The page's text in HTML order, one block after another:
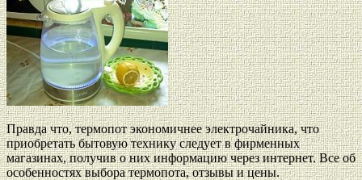
Правда что, термопот экономичнее электрочайника, что
приобретать бытовую технику следует в фирменных
магазинах, получив о них информацию через интернет. Все об
особенностях выбора термопота, отзывы и цены.